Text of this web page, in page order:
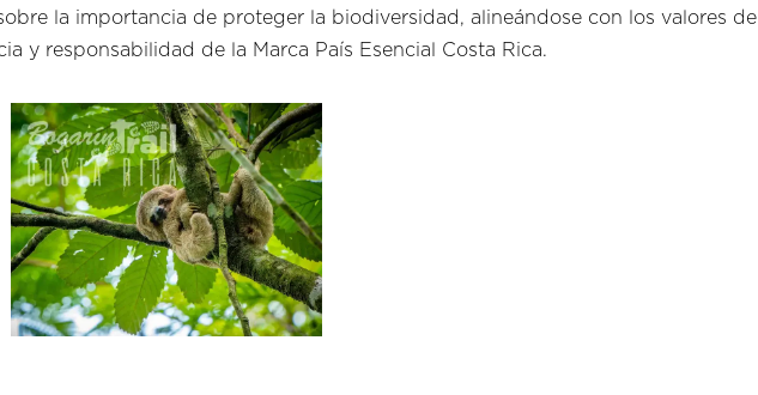
la importancia de proteger la biodiversidad, alineándose con los valores de
y responsabilidad de la Marca País Esencial Costa Rica.